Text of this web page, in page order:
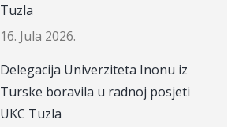
Tuzla
16. Jula 2026.
Delegacija Univerziteta Inonu iz
Turske boravila u radnoj posjeti
UKC Tuzla